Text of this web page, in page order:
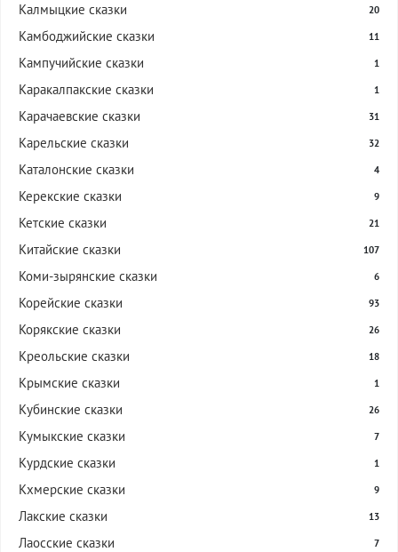
Калмыцкие сказки 20
Камбоджийские сказки 11
Кампучийские сказки 1
Каракалпакские сказки 1
Карачаевские сказки 31
Карельские сказки 32
Каталонские сказки 4
Керекские сказки 9
Кетские сказки 21
Китайские сказки 107
Коми-зырянские сказки 6
Корейские сказки 93
Корякские сказки 26
Креольские сказки 18
Крымские сказки 1
Кубинские сказки 26
Кумыкские сказки 7
Курдские сказки 1
Кхмерские сказки 9
Лакские сказки 13
Лаосские сказки 7